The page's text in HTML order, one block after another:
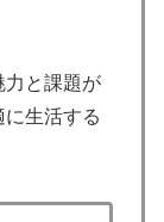
力と課題が
生活する